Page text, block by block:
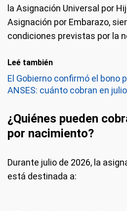
la Asignación Universal por
Asignación por Embarazo,
condiciones previstas por la
Leé también
El Gobierno confirmó el bono
ANSES: cuánto cobran en julio
¿Quiénes pueden
por nacimiento?
Durante julio de 2026, la
está destinada a: